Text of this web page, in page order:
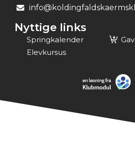
Nyttige links
Springkalender
Elevkursus